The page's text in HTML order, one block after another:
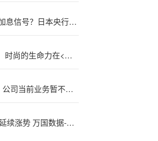
迄今‘最’明{确}加息信号？日本央行行长暗示考虑加息 日元应声而涨
波司登高德康：时尚的生命力在<于>创新，让责任成为时尚的顶层逻辑
山?大<地>纬：公司当前业务暂不涉及AI容器云领域
云计算:概念股延续涨势 万国数据-SW涨超15%阿里巴巴-W涨超6%